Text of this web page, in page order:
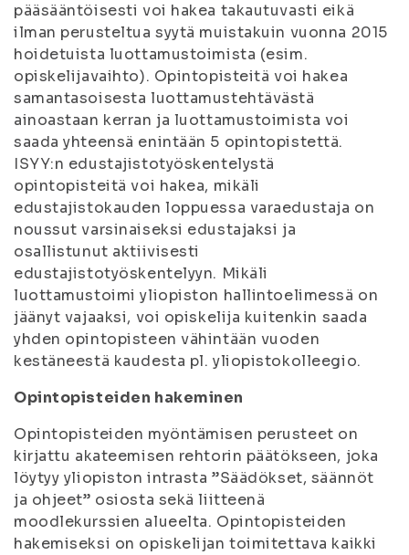
pääsääntöisesti voi hakea takautuvasti eikä
ilman perusteltua syytä muistakuin vuonna 2015
hoidetuista luottamustoimista (esim.
opiskelijavaihto). Opintopisteitä voi hakea
samantasoisesta luottamustehtävästä
ainoastaan kerran ja luottamustoimista voi
saada yhteensä enintään 5 opintopistettä.
ISYY:n edustajistotyöskentelystä
opintopisteitä voi hakea, mikäli
edustajistokauden loppuessa varaedustaja on
noussut varsinaiseksi edustajaksi ja
osallistunut aktiivisesti
edustajistotyöskentelyyn. Mikäli
luottamustoimi yliopiston hallintoelimessä on
jäänyt vajaaksi, voi opiskelija kuitenkin saada
yhden opintopisteen vähintään vuoden
kestäneestä kaudesta pl. yliopistokolleegio.
Opintopisteiden hakeminen
Opintopisteiden myöntämisen perusteet on
kirjattu akateemisen rehtorin päätökseen, joka
löytyy yliopiston intrasta ”Säädökset, säännöt
ja ohjeet” osiosta sekä liitteenä
moodlekurssien alueelta. Opintopisteiden
hakemiseksi on opiskelijan toimitettava kaikki